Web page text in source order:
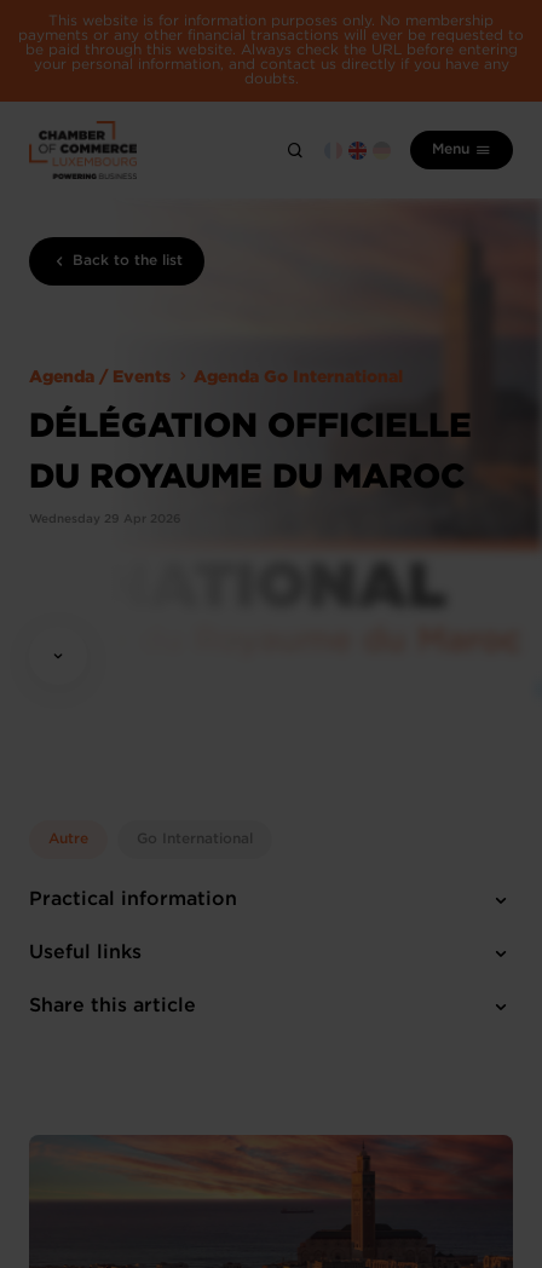
This website is for information purposes only. No membership
payments or any other financial transactions will ever be requested to
be paid through this website. Always check the URL before entering
your personal information, and contact us directly if you have any
doubts.
Menu
Back to the list
Agenda / Events Agenda Go International
DÉLÉGATION OFFICIELLE
DU ROYAUME DU MAROC
Wednesday 29 Apr 2026
Autre Go International
Practical information
Wednesday 29 Apr 2026
Chambre de Commerce | 7, rue Alcide de Gasperi | L-1615
Useful links
Register here
Share this article